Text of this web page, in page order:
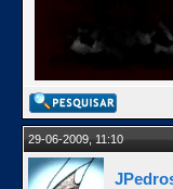
29-06-2009, 11:10